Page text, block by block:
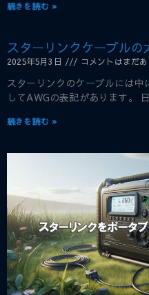
続きを読む »
スターリンクケーブルの
2025年5月3日 コメントはまだ
スターリンクのケーブルには中
してAWGの表記があります。
続きを読む »